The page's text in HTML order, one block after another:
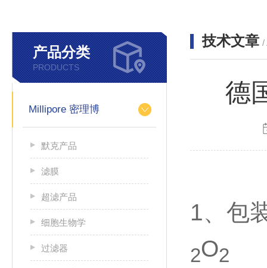
产品分类
PRODUCTS
Millipore 密理博
默克产品
滤膜
超滤产品
细胞生物学
过滤器
技术文章 /
德
1、包
2O2